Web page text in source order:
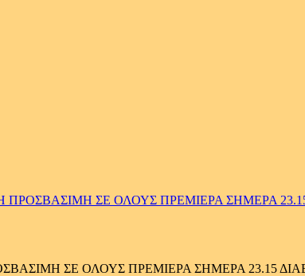
ΣΕ ΟΛΟΥΣ ΠΡΕΜΙΕΡΑ ΣΗΜΕΡΑ
ΣΕ ΟΛΟΥΣ ΠΡΕΜΙΕΡΑ ΣΗΜΕΡΑ 23.15